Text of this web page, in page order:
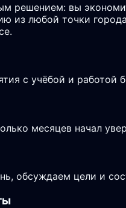
решением: вы
из любой точки
с учёбой и работой
месяцев начал
обсуждаем цели и